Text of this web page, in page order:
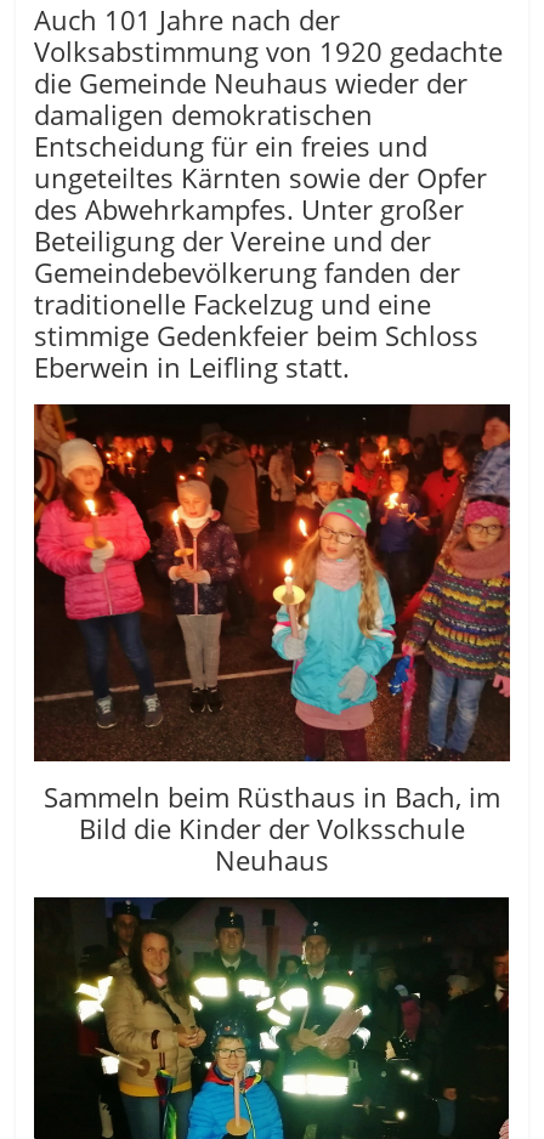
Auch 101 Jahre nach der
Volksabstimmung von 1920 gedachte
die Gemeinde Neuhaus wieder der
damaligen demokratischen
Entscheidung für ein freies und
ungeteiltes Kärnten sowie der Opfer
des Abwehrkampfes. Unter großer
Beteiligung der Vereine und der
Gemeindebevölkerung fanden der
traditionelle Fackelzug und eine
stimmige Gedenkfeier beim Schloss
Eberwein in Leifling statt.
Sammeln beim Rüsthaus in Bach, im
Bild die Kinder der Volksschule
Neuhaus